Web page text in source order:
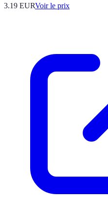
3.19 EURVoir le prix